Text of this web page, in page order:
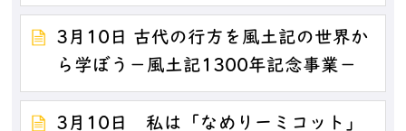
3月10日 古代の行方を風土記の世界か
ら学ぼう－風土記1300年記念事業－
3月10日 私は「なめりーミコット」